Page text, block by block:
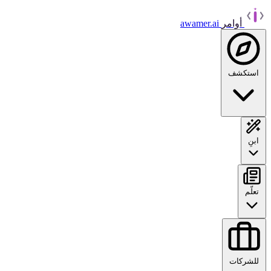
أوامر awamer.ai
استكشف
ابنِ
تعلّم
للشركات